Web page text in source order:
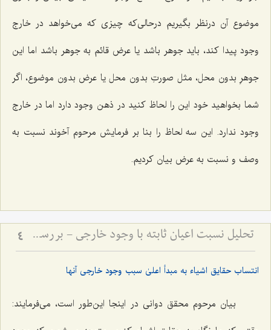
موضوع آن درنظر بگیریم درحالی‌که چیزی که می‌خواهد در خارج
وجود پیدا کند، باید جوهر باشد یا عرض قائم به جوهر باشد اما این
جوهرِ بدون محل، مثل صورتِ بدون محل یا عرض بدون موضوع، اگر
شما بخواهید خود این را لحاظ کنید در ذهن وجود دارد اما در خارج
وجود ندارد. این سه لحاظ را بنا بر فرمایش مرحوم آخوند نسبت به
وصف و نسبت به عرض بیان کردیم.
تحلیل نسبت اعیان ثابته با وجود خارجی - بررسی تطبیقی دیدگاه محقق دوانی و آخوند ملاصدرا 4
انتساب حقایق اشیاء به مبدأ اعلیٰ سبب وجود خارجی آنها
بیان مرحوم محقق دوانی در اینجا این‌طور است، می‌فرمایند: